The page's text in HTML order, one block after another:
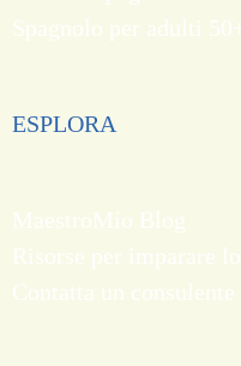
ESPLORA